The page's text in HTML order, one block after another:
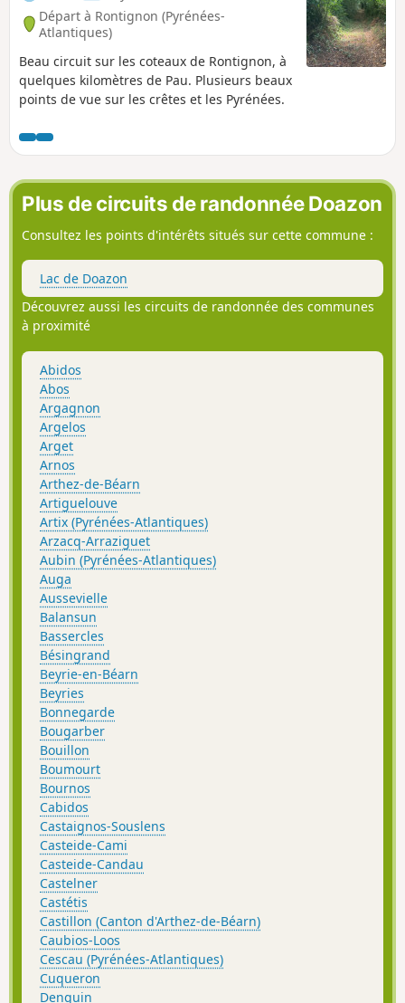
Départ à Rontignon (Pyrénées-
Atlantiques)
Beau circuit sur les coteaux de Rontignon, à
quelques kilomètres de Pau. Plusieurs beaux
points de vue sur les crêtes et les Pyrénées.
Plus de circuits de randonnée Doazon
Consultez les points d'intérêts situés sur cette commune :
Lac de Doazon
Découvrez aussi les circuits de randonnée des communes
à proximité
Abidos
Abos
Argagnon
Argelos
Arget
Arnos
Arthez-de-Béarn
Artiguelouve
Artix (Pyrénées-Atlantiques)
Arzacq-Arraziguet
Aubin (Pyrénées-Atlantiques)
Auga
Aussevielle
Balansun
Bassercles
Bésingrand
Beyrie-en-Béarn
Beyries
Bonnegarde
Bougarber
Bouillon
Boumourt
Bournos
Cabidos
Castaignos-Souslens
Casteide-Cami
Casteide-Candau
Castelner
Castétis
Castillon (Canton d'Arthez-de-Béarn)
Caubios-Loos
Cescau (Pyrénées-Atlantiques)
Cuqueron
Denguin